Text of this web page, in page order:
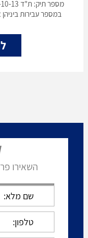
במספר עבירות
השאירו